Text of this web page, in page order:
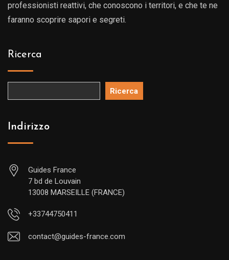
professionisti reattivi, che conoscono i territori, e che te ne
faranno scoprire sapori e segreti.
Ricerca
Ricerca
Indirizzo
Guides France
7 bd de Louvain
13008 MARSEILLE (FRANCE)
+33744750411
contact@guides-france.com